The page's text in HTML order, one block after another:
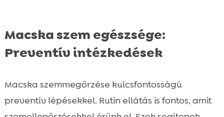
Macska szem egészsége:
Preventív intézkedések
Macska szemmegőrzése kulcsfontosságú
preventív lépésekkel. Rutin ellátás is fontos, amit